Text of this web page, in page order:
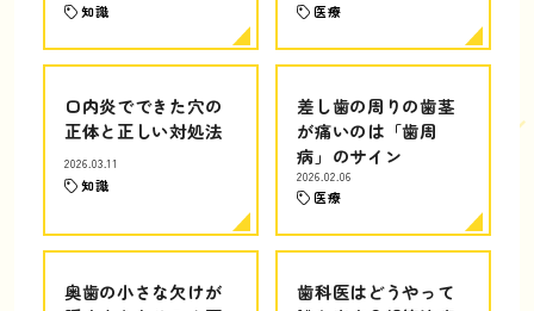
知識 医療
口内炎でできた穴の
正体と正しい対処法
2026.03.11
知識
差し歯の周りの歯茎
が痛いのは「歯周
病」のサイン
2026.02.06
医療
奥歯の小さな欠けが
歯科医はどうやって